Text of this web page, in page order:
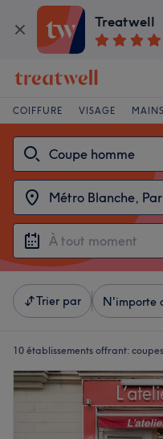
Treatwell
COIFFURE VISAGE
Trier par N'importe
10 établissements offrant: